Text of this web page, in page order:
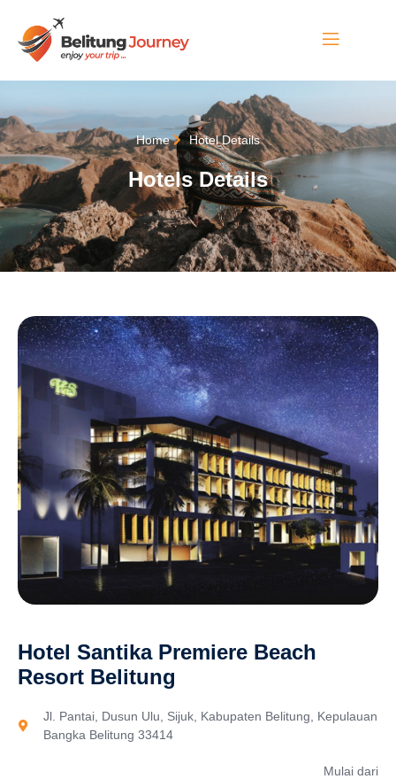
Home Hotel Details
Hotels Details
Hotel Santika Premiere Beach
Resort Belitung
Jl. Pantai, Dusun Ulu, Sijuk, Kabupaten Belitung, Kepulauan
Bangka Belitung 33414
Mulai dari